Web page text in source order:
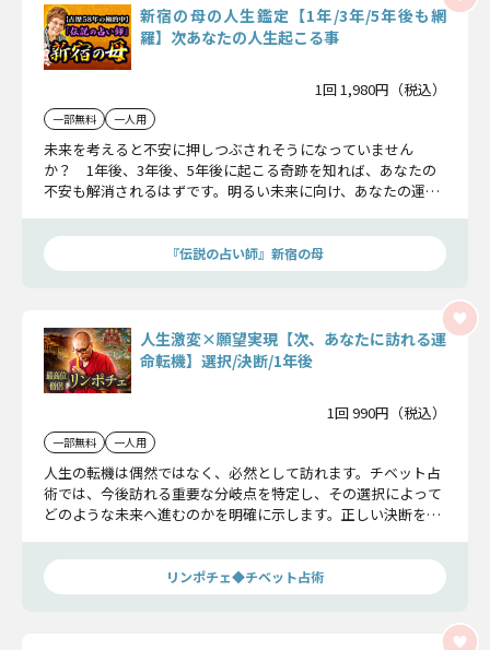
新宿の母の人生鑑定【1年/3年/5年後も網
羅】次あなたの人生起こる事
1回 1,980円（税込）
一部無料 一人用
未来を考えると不安に押しつぶされそうになっていません
か？ 1年後、3年後、5年後に起こる奇跡を知れば、あなたの
不安も解消されるはずです。明るい未来に向け、あなたの運命
『伝説の占い師』新宿の母
人生激変×願望実現【次、あなたに訪れる運
命転機】選択/決断/1年後
1回 990円（税込）
一部無料 一人用
人生の転機は偶然ではなく、必然として訪れます。チベット占
術では、今後訪れる重要な分岐点を特定し、その選択によって
どのような未来へ進むのかを明確に示します。正しい決断を下
リンポチェ◆チベット占術